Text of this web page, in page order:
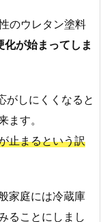
のウレタン塗料
が始まってしま
がしにくくなると
ます。
止まるという訳
家庭には冷蔵庫
ることにしまし